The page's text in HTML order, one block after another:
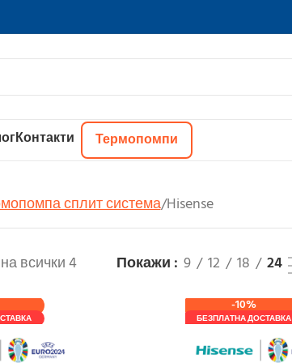
Контакти Термопомпи
сплит система Hisense
всички 4
Покажи 9 12 18 24
-10%
БЕЗПЛАТНА ДОСТАВКА